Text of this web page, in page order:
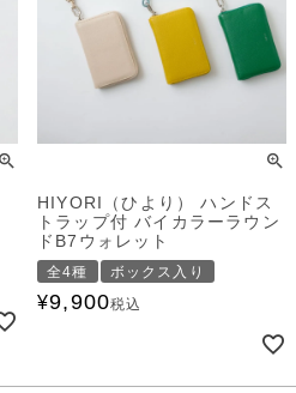
HIYORI（ひより） ハンドス
トラップ付 バイカラーラウン
ドB7ウォレット
全4種 ボックス入り
¥9,900税込